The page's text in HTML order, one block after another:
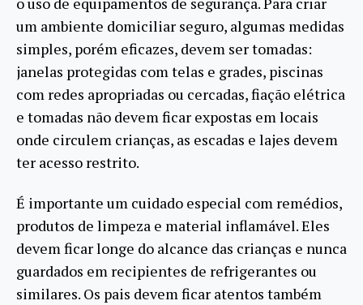
um ambiente domiciliar seguro, algumas medidas
simples, porém eficazes, devem ser tomadas:
janelas protegidas com telas e grades, piscinas
com redes apropriadas ou cercadas, fiação elétrica
e tomadas não devem ficar expostas em locais
onde circulem crianças, as escadas e lajes devem
ter acesso restrito.
É importante um cuidado especial com remédios,
produtos de limpeza e material inflamável. Eles
devem ficar longe do alcance das crianças e nunca
guardados em recipientes de refrigerantes ou
similares. Os pais devem ficar atentos também